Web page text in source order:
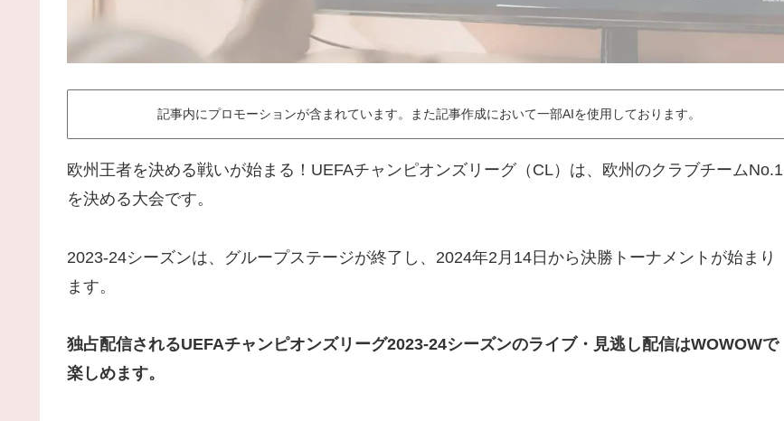
記事内にプロモーションが含まれています。また記事作成において一部AIを使用しております。
欧州王者を決める戦いが始まる！UEFAチャンピオンズリーグ（CL）は、欧州のクラブチームNo.1
を決める大会です。
2023-24シーズンは、グループステージが終了し、2024年2月14日から決勝トーナメントが始まり
ます。
独占配信されるUEFAチャンピオンズリーグ2023-24シーズンのライブ・見逃し配信はWOWOWで
楽しめます。